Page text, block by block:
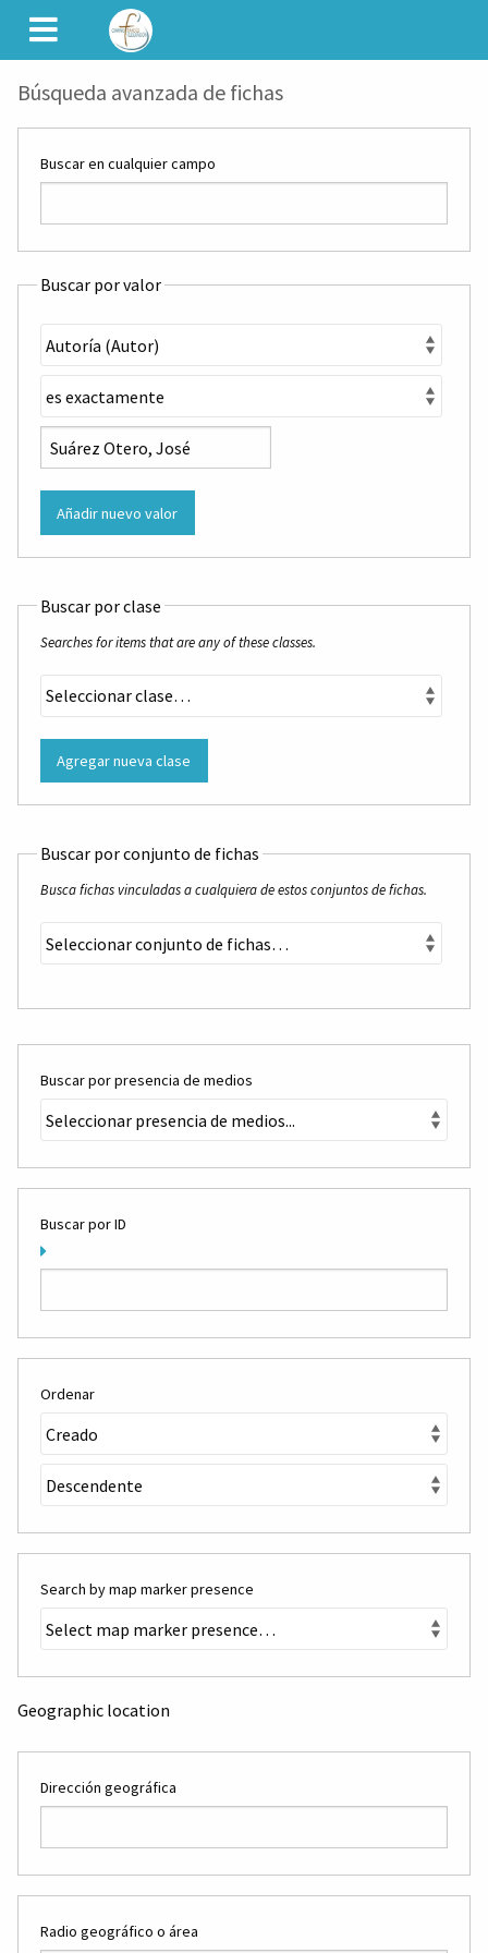
CAMINET
Búsqueda avanzada de fichas
Buscar en cualquier campo
Buscar por valor
Añadir nuevo valor
Buscar por clase
Searches for items that are any of these classes.
Agregar nueva clase
Buscar por conjunto de fichas
Busca fichas vinculadas a cualquiera de estos conjuntos de fichas.
Buscar por presencia de medios
Buscar por ID
Ordenar
Search by map marker presence
Geographic location
Dirección geográfica
Radio geográfico o área